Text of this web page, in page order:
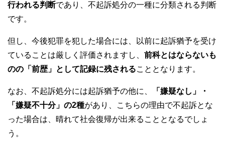
行われる判断であり、不起訴処分の一種に分類される判断
です。
但し、今後犯罪を犯した場合には、以前に起訴猶予を受け
ていることは厳しく評価されますし、 前科とはならないも
のの「前歴」として記録に残されることとなります。
なお、不起訴処分には起訴猶予の他に、
「嫌疑なし」・
「嫌疑不十分」の2種があり、こちらの理由で不起訴とな
った場合は、晴れて社会復帰が出来ることとなるでしょ
う。